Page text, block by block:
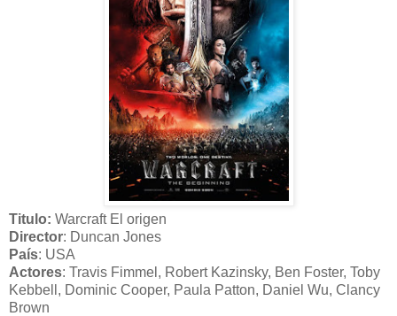
Titulo: Warcraft El origen
Director: Duncan Jones
País: USA
Actores: Travis Fimmel, Robert Kazinsky, Ben Foster, Toby
Kebbell, Dominic Cooper, Paula Patton, Daniel Wu, Clancy
Brown